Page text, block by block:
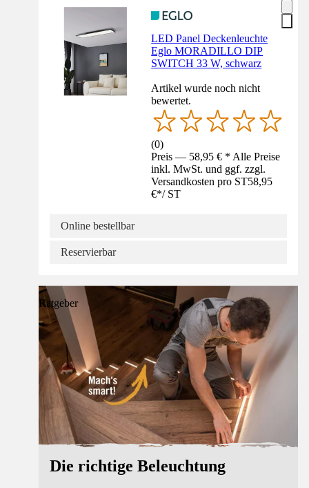
LED Panel Deckenleuchte
Eglo MORADILLO DIP
SWITCH 33 W, schwarz
Artikel wurde noch nicht
bewertet.
(0)
Preis — 58,95 € * Alle Preise
inkl. MwSt. und ggf. zzgl.
Versandkosten pro ST58,95
€*/ ST
Online bestellbar
Reservierbar
Ratgeber
Die richtige Beleuchtung